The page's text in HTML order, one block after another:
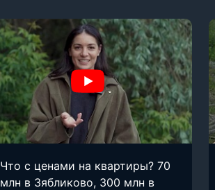
Что с ценами на квартиры? 70
млн в Зябликово, 300 млн в